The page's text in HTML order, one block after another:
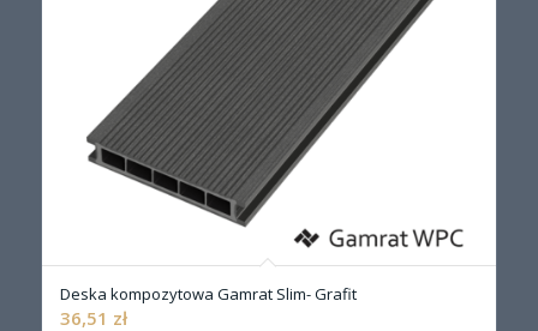
Deska kompozytowa Gamrat Slim- Grafit
36,51 zł